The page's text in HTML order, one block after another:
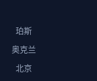
珀斯
奥克兰
北京